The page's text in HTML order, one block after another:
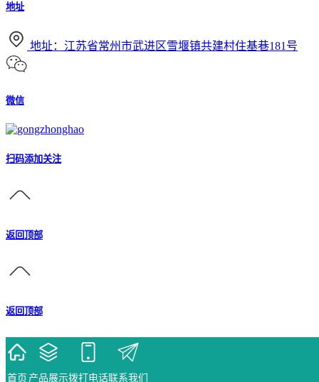
地址
地址：江苏省常州市武进区雪堰镇共建村住基巷181号
微信
扫码添加关注
返回顶部
返回顶部
首页 产品展示拨打电话联系我们